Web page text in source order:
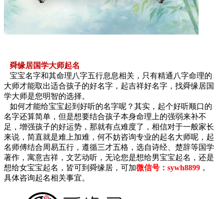
舜缘居国学大师起名
宝宝名字和其命理八字五行息息相关，只有精通八字命理的
大师才能取出适合孩子的好名字，起吉祥好名字，找舜缘居国
学大师是您明智的选择。
如何才能给宝宝起到好听的名字呢？其实，起个好听顺口的
名字还算简单，但是想要结合孩子本身命理上的强弱来补不
足，增强孩子的好运势，那就有点难度了，相信对于一般家长
来说，简直就是难上加难，何不妨咨询专业的起名大师呢，起
名师傅结合周易五行，遵循三才五格，选自诗经、楚辞等国学
著作，寓意吉祥，文艺动听，无论您是想给男宝宝起名，还是
想给女宝宝起名，皆可到舜缘居，可加微信号：sywh8899 ，
具体咨询起名相关事宜。